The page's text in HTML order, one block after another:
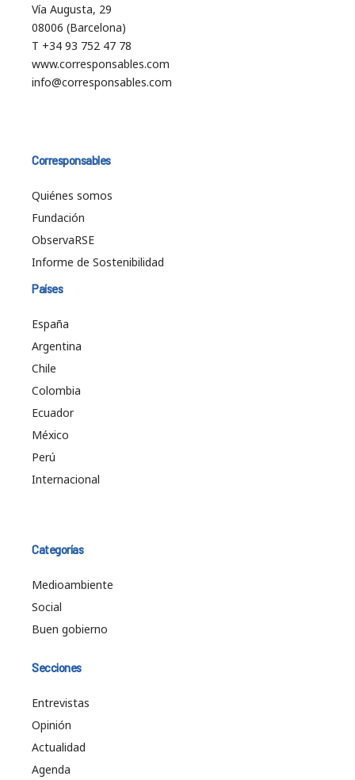
Vía Augusta, 29
08006 (Barcelona)
T +34 93 752 47 78
www.corresponsables.com
info@corresponsables.com
Corresponsables
Quiénes somos
Fundación
ObservaRSE
Informe de Sostenibilidad
Países
España
Argentina
Chile
Colombia
Ecuador
México
Perú
Internacional
Categorías
Medioambiente
Social
Buen gobierno
Secciones
Entrevistas
Opinión
Actualidad
Agenda